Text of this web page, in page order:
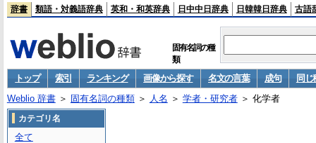
辞書 類語・対義語辞典 英和・和英辞典 日中中日辞典 日韓韓日辞典 古語
固有名詞の種
類
トップ 索引 ランキング 画像から探す 名文の言葉 成句
同じ
Weblio 辞書＞ 固有名詞の種類＞ 人名 ＞ 学者・研究者＞ 化学者
カテゴリ名
全て